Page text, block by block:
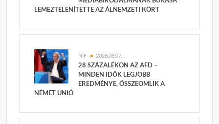
LEMEZTELENÍTETTE AZ ÁLNEMZETI KÖRT
NIF 2026.08.07.
28 SZÁZALÉKON AZ AFD –
MINDEN IDŐK LEGJOBB
EREDMÉNYE, ÖSSZEOMLIK A
NÉMET UNIÓ